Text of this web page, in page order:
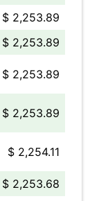
$ 2,253.89
$ 2,253.89
$ 2,253.89
$ 2,253.89
$ 2,254.11
$ 2,253.68